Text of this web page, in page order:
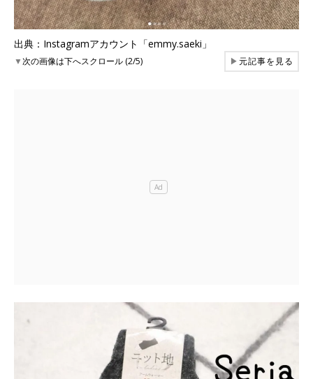
出典：Instagramアカウント「emmy.saeki」
▼次の画像は下へスクロール (2/5) ▶元記事を見る